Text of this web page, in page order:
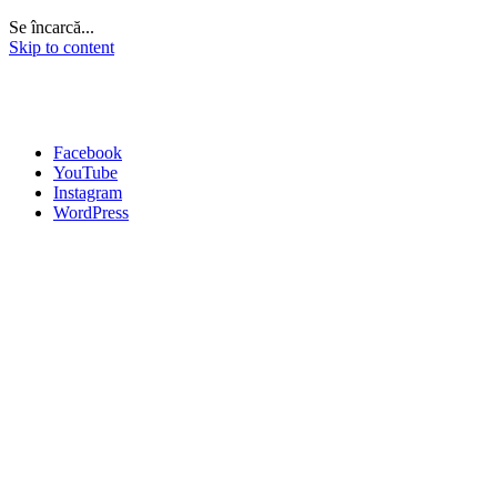
Se încarcă...
Skip to content
Facebook
YouTube
Instagram
WordPress